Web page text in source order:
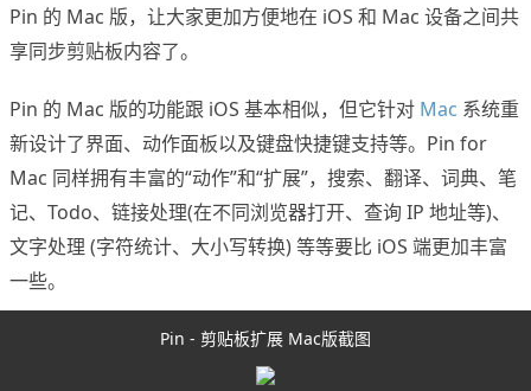
Pin 的 Mac 版，让大家更加方便地在 iOS 和 Mac 设备之间共
享同步剪贴板内容了。
Pin 的 Mac 版的功能跟 iOS 基本相似，但它针对 Mac 系统重
新设计了界面、动作面板以及键盘快捷键支持等。Pin for
Mac 同样拥有丰富的“动作”和“扩展”，搜索、翻译、词典、笔
记、Todo、链接处理(在不同浏览器打开、查询 IP 地址等)、
文字处理 (字符统计、大小写转换) 等等要比 iOS 端更加丰富
一些。
Pin - 剪贴板扩展 Mac版截图